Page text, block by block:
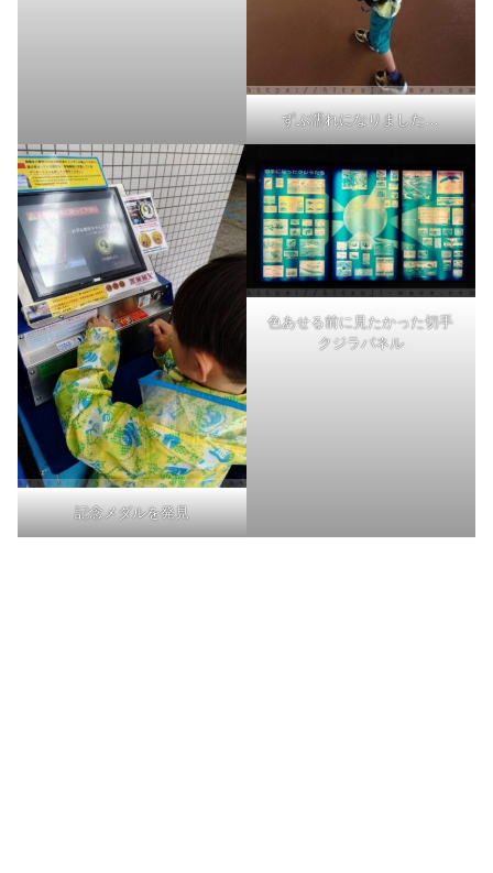
ずぶ濡れになりました…
記念メダルを発見
色あせる前に見たかった切手
クジラパネル